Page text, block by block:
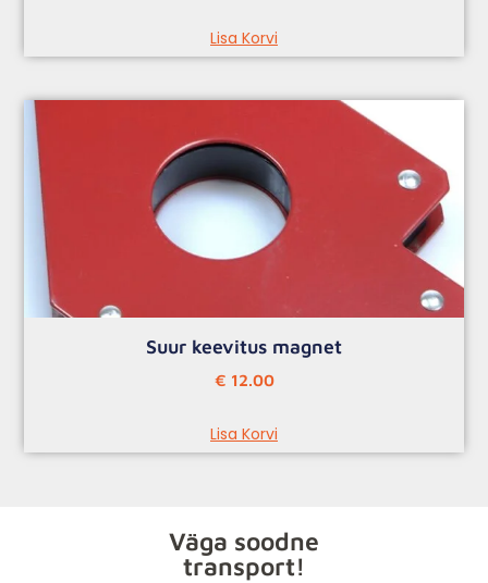
Lisa Korvi
Suur keevitus magnet
€ 12.00
Lisa Korvi
Väga soodne
transport!